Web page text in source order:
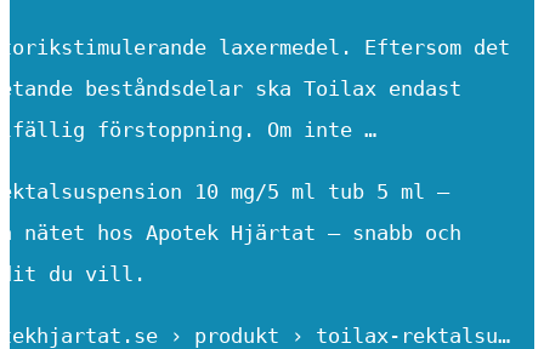
laxermedel. Eftersom det
beståndsdelar ska Toilax endast
förstoppning. Om inte …
10 mg/5 ml tub 5 ml –
nätet hos Apotek Hjärtat – snabb och
dit du vill.
› produkt › toilax-rektalsu…